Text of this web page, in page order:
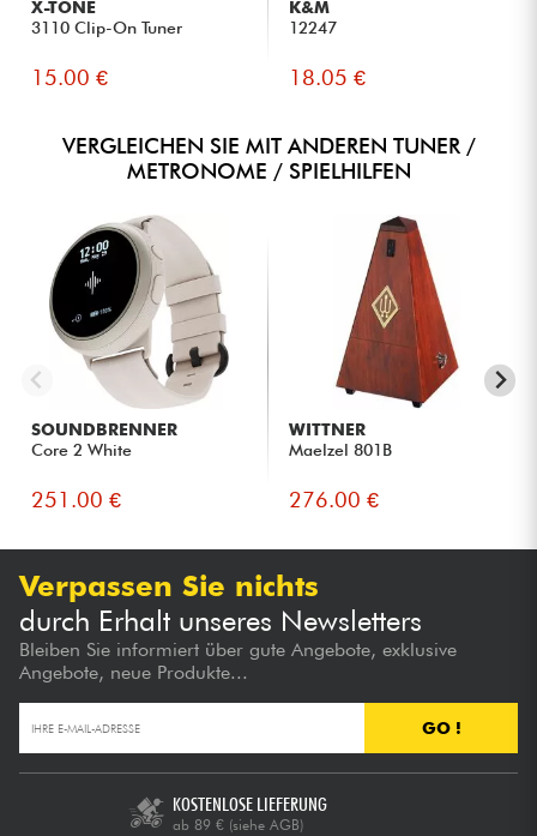
X-TONE
3110 Clip-On Tuner
15.00 €
K&M
12247
18.05 €
VERGLEICHEN SIE MIT ANDEREN TUNER /
METRONOME / SPIELHILFEN
SOUNDBRENNER
Core 2 White
251.00 €
WITTNER
Maelzel 801B
276.00 €
Verpassen Sie nichts
durch Erhalt unseres Newsletters
Bleiben Sie informiert über gute Angebote, exklusive
Angebote, neue Produkte...
GO !
KOSTENLOSE LIEFERUNG
ab 89 € (siehe AGB)